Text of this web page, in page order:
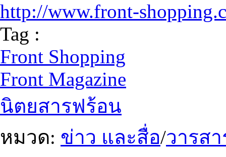
http://www.front-
Tag :
Front Shopping
Front Magazine
นิตยสารฟร้อน
หมวด: ข่าว และสื่อ/วารส